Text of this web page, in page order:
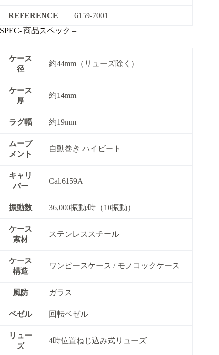
REFERENCE
6159-7001
SPEC- 商品スペック –
ケース
径
約44mm（リューズ除く）
ケース
厚
約14mm
ラグ幅 約19mm
ムーブ
メント
自動巻き ハイビート
キャリ
バー
Cal.6159A
振動数 36,000振動/時（10振動）
ケース
素材
ステンレススチール
ケース
構造
ワンピースケース / モノコックケース
風防 ガラス
ベゼル 回転ベゼル
リュー
ズ
4時位置ねじ込み式リューズ